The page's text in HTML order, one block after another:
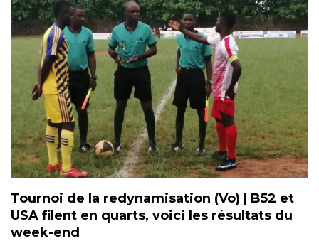
Tournoi de la redynamisation (Vo) | B52 et
USA filent en quarts, voici les résultats du
week-end